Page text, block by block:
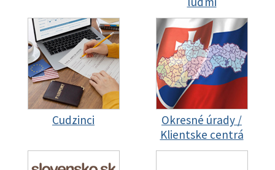
Cudzinci
Okresné úrady /
Klientske centrá